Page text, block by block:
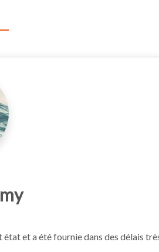
et a été fournie dans des délais